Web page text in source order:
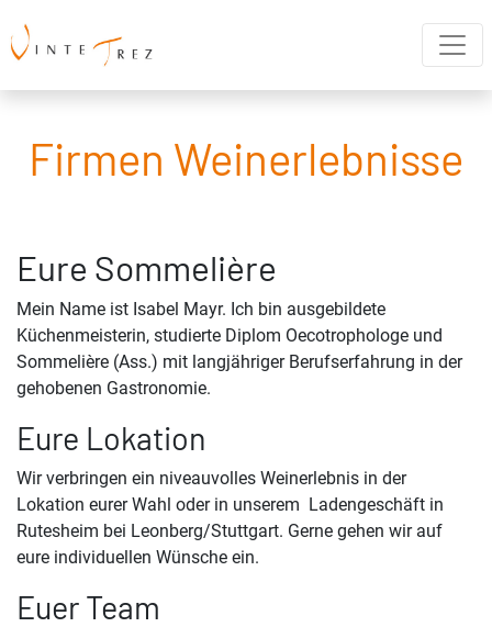
Firmen Weinerlebnisse
Eure Sommelière
Mein Name ist Isabel Mayr. Ich bin ausgebildete
Küchenmeisterin, studierte Diplom Oecotrophologe und
Sommelière (Ass.) mit langjähriger Berufserfahrung in der
gehobenen Gastronomie.
Eure Lokation
Wir verbringen ein niveauvolles Weinerlebnis in der
Lokation eurer Wahl oder in unserem Ladengeschäft in
Rutesheim bei Leonberg/Stuttgart. Gerne gehen wir auf
eure individuellen Wünsche ein.
Euer Team